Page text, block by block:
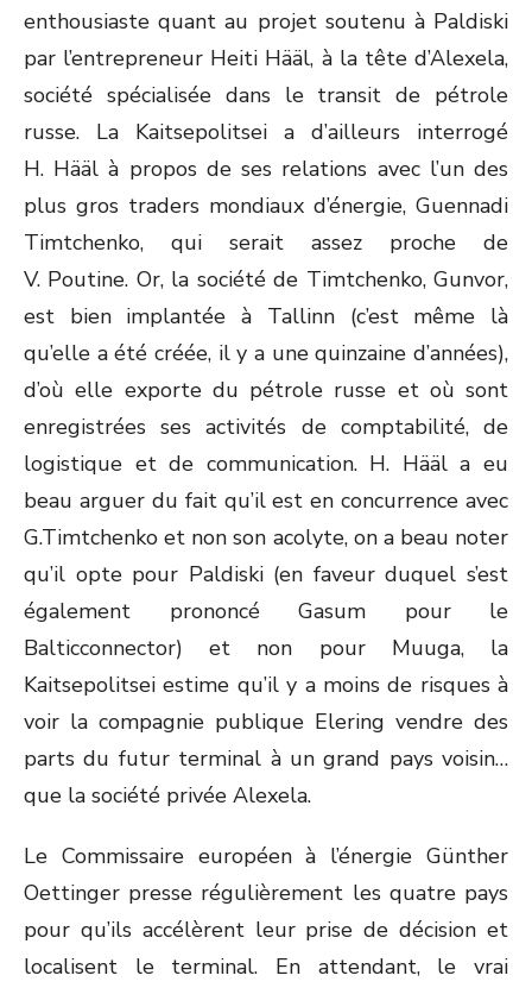
enthousiaste quant au projet soutenu à Paldiski
par l’entrepreneur Heiti Hääl, à la tête d’Alexela,
société spécialisée dans le transit de pétrole
russe. La Kaitsepolitsei a d’ailleurs interrogé
H. Hääl à propos de ses relations avec l’un des
plus gros traders mondiaux d’énergie, Guennadi
Timtchenko, qui serait assez proche de
V. Poutine. Or, la société de Timtchenko, Gunvor,
est bien implantée à Tallinn (c’est même là
qu’elle a été créée, il y a une quinzaine d’années),
d’où elle exporte du pétrole russe et où sont
enregistrées ses activités de comptabilité, de
logistique et de communication. H. Hääl a eu
beau arguer du fait qu’il est en concurrence avec
G.Timtchenko et non son acolyte, on a beau noter
qu’il opte pour Paldiski (en faveur duquel s’est
également prononcé Gasum pour le
Balticconnector) et non pour Muuga, la
Kaitsepolitsei estime qu’il y a moins de risques à
voir la compagnie publique Elering vendre des
parts du futur terminal à un grand pays voisin…
que la société privée Alexela.
Le Commissaire européen à l’énergie Günther
Oettinger presse régulièrement les quatre pays
pour qu’ils accélèrent leur prise de décision et
localisent le terminal. En attendant, le vrai